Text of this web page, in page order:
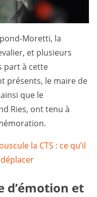
Moretti, la
et plusieurs
part à cette
présents, le maire de
que le
Ries, ont tenu à
la CTS : ce qu’il
d’émotion et